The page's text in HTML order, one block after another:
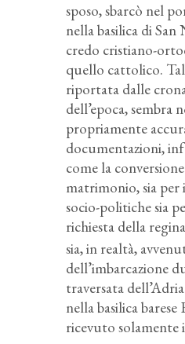
sposo, sbarcò nel
nella basilica di
credo cristiano-
quello cattolico.
riportata dalle
dell’epoca, sembra
propriamente
documentazioni,
come la
matrimonio, sia per
socio-politiche sia
richiesta della
sia, in realtà,
dell’imbarcazione
traversata
nella basilica barese
ricevuto solamente